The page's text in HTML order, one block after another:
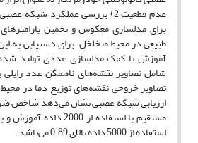
عدم قطعیت 2) بررسی عملکرد شبکه
برای مدلسازی معکوس و تخمین
آموزش با کمک مدلسازی عددی تولید
شامل تصاویر نقشه‌های ناهمگن عدد
تصاویر خروجی نقشه‌های توزیع دما در
ارزیابی شبکه عصبی نشان می‌دهد شاخص
مستقیم با استفاده از
استفاده از 5000 داده بالای 0.89 می‌باشد.